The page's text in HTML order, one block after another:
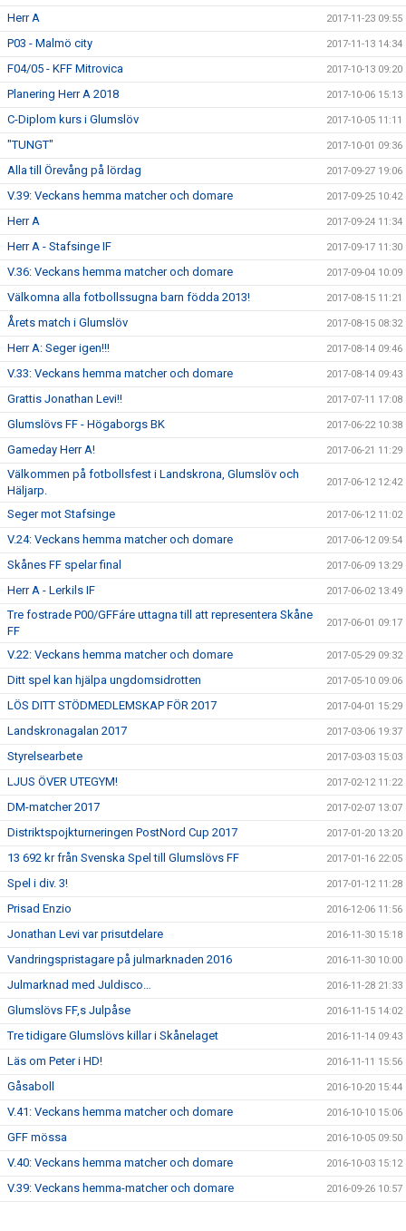
Herr A 2017-11-23 09:55
P03 - Malmö city 2017-11-13 14:34
F04/05 - KFF Mitrovica 2017-10-13 09:20
Planering Herr A 2018 2017-10-06 15:13
C-Diplom kurs i Glumslöv 2017-10-05 11:11
"TUNGT" 2017-10-01 09:36
Alla till Örevång på lördag 2017-09-27 19:06
V.39: Veckans hemma matcher och domare 2017-09-25 10:42
Herr A 2017-09-24 11:34
Herr A - Stafsinge IF 2017-09-17 11:30
V.36: Veckans hemma matcher och domare 2017-09-04 10:09
Välkomna alla fotbollssugna barn födda 2013! 2017-08-15 11:21
Årets match i Glumslöv 2017-08-15 08:32
Herr A: Seger igen!!! 2017-08-14 09:46
V.33: Veckans hemma matcher och domare 2017-08-14 09:43
Grattis Jonathan Levi!! 2017-07-11 17:08
Glumslövs FF - Högaborgs BK 2017-06-22 10:38
Gameday Herr A! 2017-06-21 11:29
Välkommen på fotbollsfest i Landskrona, Glumslöv och
Häljarp.
2017-06-12 12:42
Seger mot Stafsinge 2017-06-12 11:02
V.24: Veckans hemma matcher och domare 2017-06-12 09:54
Skånes FF spelar final 2017-06-09 13:29
Herr A - Lerkils IF 2017-06-02 13:49
Tre fostrade P00/GFFáre uttagna till att representera Skåne
FF
2017-06-01 09:17
V.22: Veckans hemma matcher och domare 2017-05-29 09:32
Ditt spel kan hjälpa ungdomsidrotten 2017-05-10 09:06
LÖS DITT STÖDMEDLEMSKAP FÖR 2017 2017-04-01 15:29
Landskronagalan 2017 2017-03-06 19:37
Styrelsearbete 2017-03-03 15:03
LJUS ÖVER UTEGYM! 2017-02-12 11:22
DM-matcher 2017 2017-02-07 13:07
Distriktspojkturneringen PostNord Cup 2017 2017-01-20 13:20
13 692 kr från Svenska Spel till Glumslövs FF 2017-01-16 22:05
Spel i div. 3! 2017-01-12 11:28
Prisad Enzio 2016-12-06 11:56
Jonathan Levi var prisutdelare 2016-11-30 15:18
Vandringspristagare på julmarknaden 2016 2016-11-30 10:00
Julmarknad med Juldisco… 2016-11-28 21:33
Glumslövs FF,s Julpåse 2016-11-15 14:02
Tre tidigare Glumslövs killar i Skånelaget 2016-11-14 09:43
Läs om Peter i HD! 2016-11-11 15:56
Gåsaboll 2016-10-20 15:44
V.41: Veckans hemma matcher och domare 2016-10-10 15:06
GFF mössa 2016-10-05 09:50
V.40: Veckans hemma matcher och domare 2016-10-03 15:12
V.39: Veckans hemma-matcher och domare 2016-09-26 10:57